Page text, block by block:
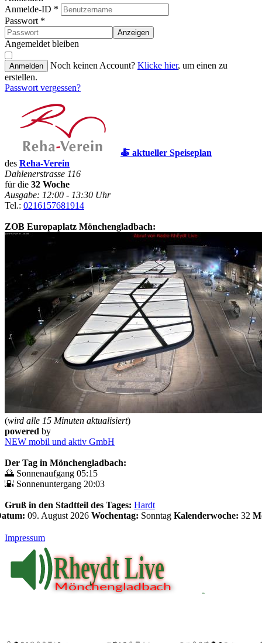
Anmelde-ID *
Passwort *
Anzeigen
Angemeldet bleiben
Anmelden Noch keinen Account? Klicke hier, um einen zu
erstellen.
Passwort vergessen?
🍝 aktueller Speiseplan
des Reha-Verein
Dahlenerstrasse 116
für die 32 Woche
Ausgabe: 12:00 - 13:30 Uhr
Tel.: 0216157681914
ZOB Europaplatz Mönchengladbach:
(wird alle 15 Minuten aktualisiert)
powered by
NEW mobil und aktiv GmbH
Der Tag in Mönchengladbach:
🌅 Sonnenaufgang 05:15
🌇 Sonnenuntergang 20:03
Gruß in den Stadtteil des Tages: Hardt
09. August 2026 Wochentag: Sonntag Kalenderwoche: 32
Impressum